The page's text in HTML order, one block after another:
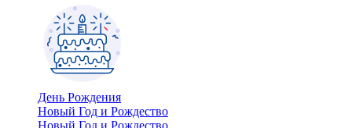
День Рождения
Новый Год и Рождество
Новый Год и Рождество